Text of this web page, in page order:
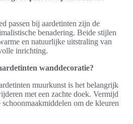
passen bij aardetinten zijn de
benadering. Beide stijlen
en natuurlijke uitstraling van
inrichting.
wanddecoratie?
muurkunst is het belangrijk
met een zachte doek. Vermijd
om de kleuren